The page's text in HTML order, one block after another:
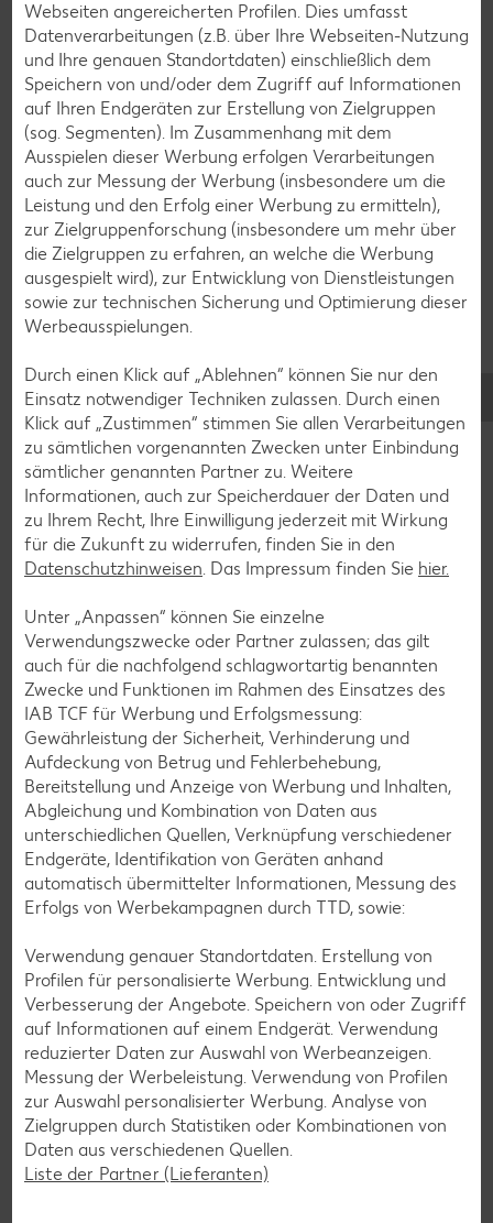
Avocado-Rezepte
Erdbeer-Rezepte
Blaubeer-Rezepte
Bananen-Rezepte
Zurück zu allen Rezepten
Glutenfreie Rezepte
Wer auf Gluten verzichtet, muss nicht automatisch auf
Vielfalt und Geschmack verzichten. Ob süß oder herzhaft –
mit unseren glutenfreien Rezepten zauberst du dir Gerichte,
die nicht nur verträglich, sondern auch richtig lecker sind.
Rezepte entdecken
Webseiten angereicherten Profilen. Dies umfasst
Datenverarbeitungen (z.B. über Ihre Webseiten-Nutzung
und Ihre genauen Standortdaten) einschließlich dem
Speichern von und/oder dem Zugriff auf Informationen
auf Ihren Endgeräten zur Erstellung von Zielgruppen
(sog. Segmenten). Im Zusammenhang mit dem
Ausspielen dieser Werbung erfolgen Verarbeitungen
auch zur Messung der Werbung (insbesondere um die
Leistung und den Erfolg einer Werbung zu ermitteln),
zur Zielgruppenforschung (insbesondere um mehr über
die Zielgruppen zu erfahren, an welche die Werbung
ausgespielt wird), zur Entwicklung von Dienstleistungen
sowie zur technischen Sicherung und Optimierung dieser
Werbeausspielungen.
Durch einen Klick auf „Ablehnen“ können Sie nur den
Einsatz notwendiger Techniken zulassen. Durch einen
Klick auf „Zustimmen“ stimmen Sie allen Verarbeitungen
zu sämtlichen vorgenannten Zwecken unter Einbindung
sämtlicher genannten Partner zu. Weitere
Informationen, auch zur Speicherdauer der Daten und
zu Ihrem Recht, Ihre Einwilligung jederzeit mit Wirkung
für die Zukunft zu widerrufen, finden Sie in den
Datenschutzhinweisen. Das Impressum finden Sie hier.
Unter „Anpassen“ können Sie einzelne
Verwendungszwecke oder Partner zulassen; das gilt
auch für die nachfolgend schlagwortartig benannten
Zwecke und Funktionen im Rahmen des Einsatzes des
IAB TCF für Werbung und Erfolgsmessung:
Gewährleistung der Sicherheit, Verhinderung und
Aufdeckung von Betrug und Fehlerbehebung,
Bereitstellung und Anzeige von Werbung und Inhalten,
Abgleichung und Kombination von Daten aus
unterschiedlichen Quellen, Verknüpfung verschiedener
Endgeräte, Identifikation von Geräten anhand
automatisch übermittelter Informationen, Messung des
Erfolgs von Werbekampagnen durch TTD, sowie:
Verwendung genauer Standortdaten. Erstellung von
Profilen für personalisierte Werbung. Entwicklung und
Verbesserung der Angebote. Speichern von oder Zugriff
auf Informationen auf einem Endgerät. Verwendung
reduzierter Daten zur Auswahl von Werbeanzeigen.
Messung der Werbeleistung. Verwendung von Profilen
zur Auswahl personalisierter Werbung. Analyse von
Zielgruppen durch Statistiken oder Kombinationen von
Daten aus verschiedenen Quellen.
Liste der Partner (Lieferanten)